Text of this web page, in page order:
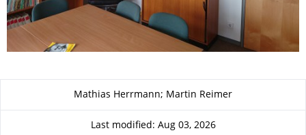
About this pageMathias Herrmann; Martin Reimer
Last modified: Aug 03, 2026